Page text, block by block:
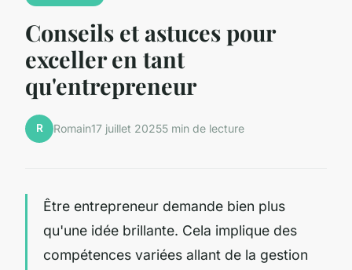
Conseils et astuces pour
exceller en tant
qu'entrepreneur
R Romain17 juillet 20255 min de lecture
Être entrepreneur demande bien plus
qu'une idée brillante. Cela implique des
compétences variées allant de la gestion